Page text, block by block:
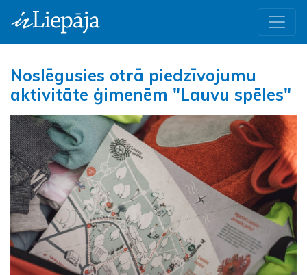
Noslēgusies otrā piedzīvojumu
aktivitāte ģimenēm "Lauvu spēles"